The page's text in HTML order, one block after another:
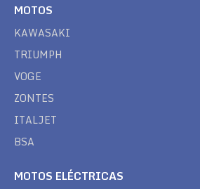
MOTOS
KAWASAKI
TRIUMPH
VOGE
ZONTES
ITALJET
BSA
MOTOS ELÉCTRICAS